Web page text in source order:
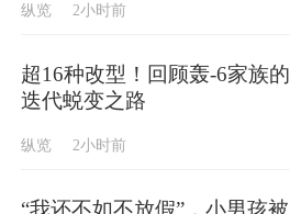
纵览 2小时前
超16种改型！回顾轰-6家族的
迭代蜕变之路
纵览 2小时前
“我还不如不放假”，小男孩被